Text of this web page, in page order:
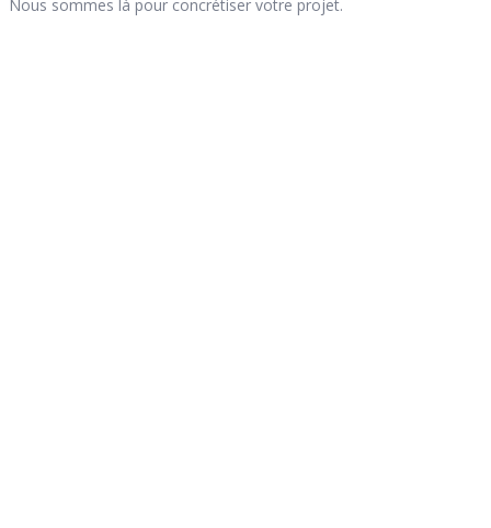
Nous sommes là pour concrétiser votre projet.